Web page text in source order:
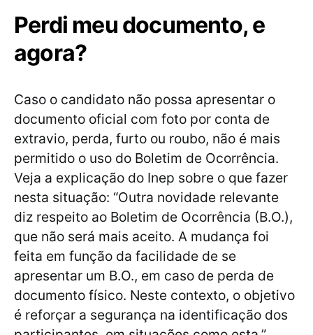
Perdi meu documento, e
agora?
Caso o candidato não possa apresentar o
documento oficial com foto por conta de
extravio, perda, furto ou roubo, não é mais
permitido o uso do Boletim de Ocorrência.
Veja a explicação do Inep sobre o que fazer
nesta situação: “Outra novidade relevante
diz respeito ao Boletim de Ocorrência (B.O.),
que não será mais aceito. A mudança foi
feita em função da facilidade de se
apresentar um B.O., em caso de perda de
documento físico. Neste contexto, o objetivo
é reforçar a segurança na identificação dos